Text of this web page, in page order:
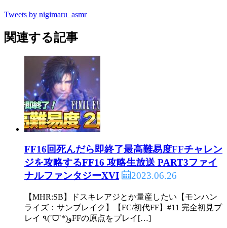
Tweets by nigimaru_asmr
関連する記事
FF16回死んだら即終了最高難易度FFチャレン
ジを攻略するFF16 攻略生放送 PART3ファイ
ナルファンタジーXVI
2023.06.26
【MHR:SB】ドスキレアジとか量産したい【モンハン
ライズ：サンブレイク】【FC/初代FF】#11 完全初見プ
レイ ٩(ˊᗜˋ*)وFFの原点をプレイ[…]